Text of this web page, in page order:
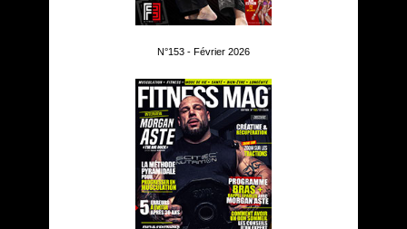
N°153 - Février 2026